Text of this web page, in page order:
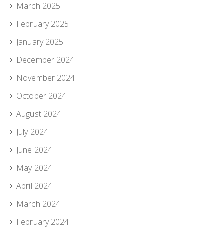
March 2025
February 2025
January 2025
December 2024
November 2024
October 2024
August 2024
July 2024
June 2024
May 2024
April 2024
March 2024
February 2024